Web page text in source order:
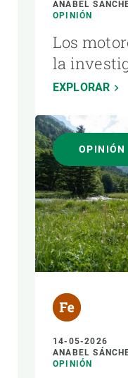
ANABEL
OPINIÓN
Los
la
EXPLORAR
OPINIÓN
14-05-2026
ANABEL
OPINIÓN